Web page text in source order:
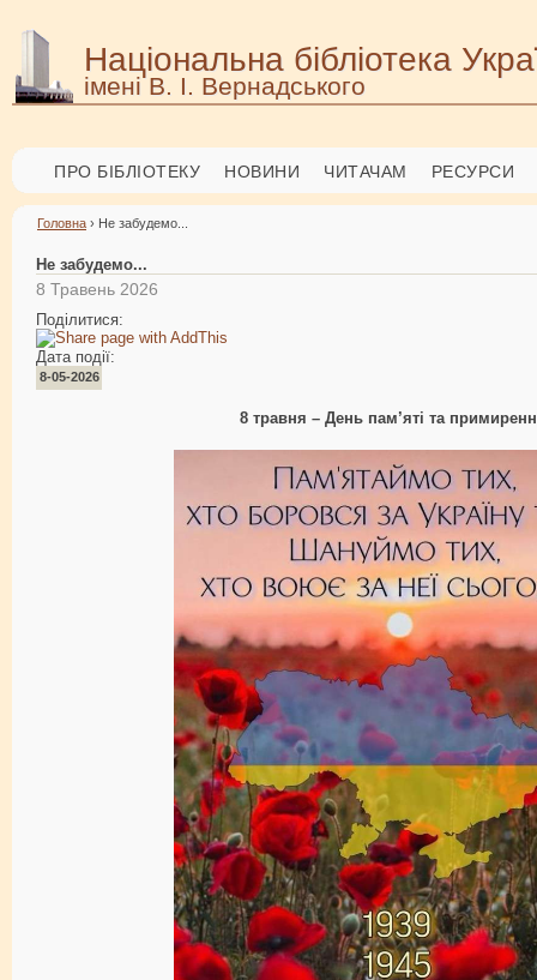
Національна бібліотека
імені В. І. Вернадського
ПРО БІБЛІОТЕКУ НОВИНИ ЧИТАЧАМ РЕСУРСИ
Головна › Не забудемо...
Не забудемо...
8 Травень 2026
Поділитися:
Дата події:
8-05-2026
8 травня – День пам’яті та